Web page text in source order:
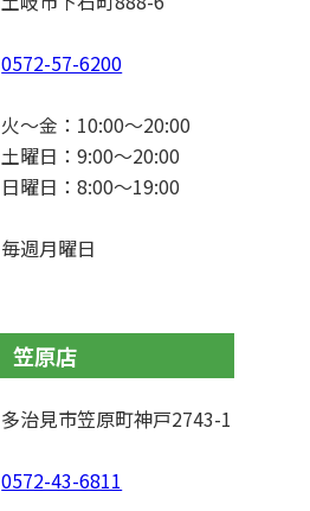
0572-57-6200
火～金：10:00〜20:00
土曜日：9:00〜20:00
日曜日：8:00〜19:00
毎週月曜日
笠原店
多治見市笠原町神戸2743-1
0572-43-6811